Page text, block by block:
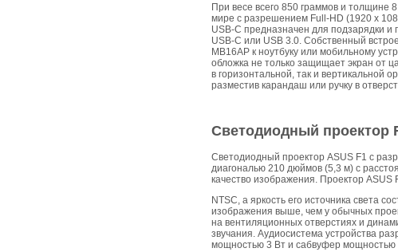
При весе всего 850 граммов и
мире с разрешением Full-HD (1920 x
USB-C предназначен для подзарядки
USB-C или USB 3.0. Собственный
MB16AP к ноутбуку или мобильному
обложка не только защищает экран от
в горизонтальной, так и вертикальной
разместив карандаш или ручку в
Светодиодный проектор
Светодиодный проектор ASUS F1 с
диагональю 210 дюймов (5,3 м) с
качество изображения. Проектор ASUS
NTSC, а яркость его источника света
изображения выше, чем у обычных
на вентиляционных отверстиях и
звучания. Аудиосистема устройства
мощностью 3 Вт и сабвуфер мощностью